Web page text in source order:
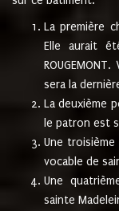
La première
Elle aurait
sera la
La deuxième
le patron est
Une
vocable de
Une
sainte